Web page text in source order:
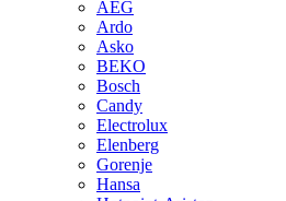
AEG
Ardo
Asko
BEKO
Bosch
Candy
Electrolux
Elenberg
Gorenje
Hansa